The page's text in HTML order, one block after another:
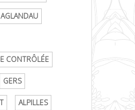
AGLANDAU
CONTRÔLÉE
GERS
ALPILLES